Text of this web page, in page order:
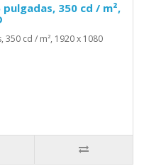
pulgadas, 350 cd / m²,
350 cd / m², 1920 x 1080